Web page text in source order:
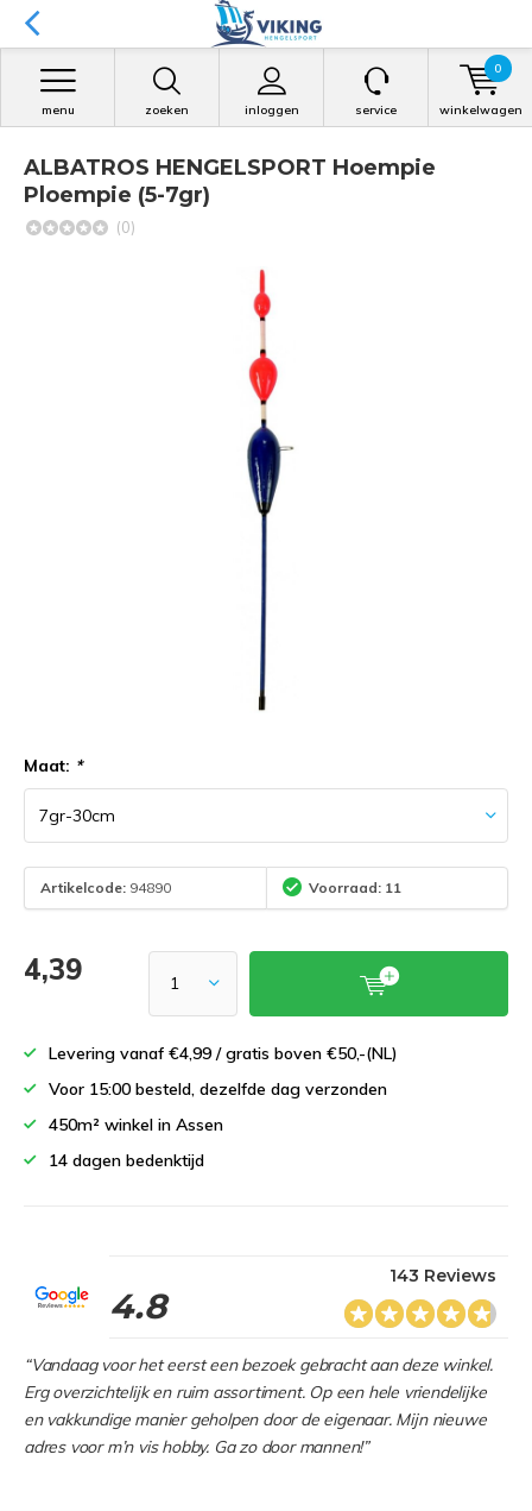
zoeken inloggen
menu service winkelwagen
0
ALBATROS HENGELSPORT Hoempie
Ploempie (5-7gr)
(0)
Maat: *
Artikelcode: 94890 Voorraad: 11
4,39
Levering vanaf €4,99 / gratis boven €50,-(NL)
Voor 15:00 besteld, dezelfde dag verzonden
450m² winkel in Assen
14 dagen bedenktijd
4.8
143 Reviews
“Vandaag voor het eerst een bezoek gebracht aan deze winkel.
Erg overzichtelijk en ruim assortiment. Op een hele vriendelijke
en vakkundige manier geholpen door de eigenaar. Mijn nieuwe
adres voor m’n vis hobby. Ga zo door mannen!”